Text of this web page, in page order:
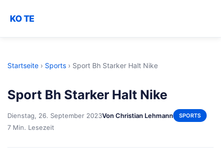
KO TE
Startseite › Sports › Sport Bh Starker Halt Nike
Sport Bh Starker Halt Nike
Dienstag, 26. September 2023Von Christian Lehmann SPORTS
7 Min. Lesezeit